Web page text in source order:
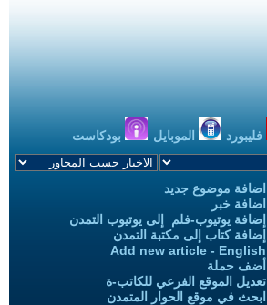
فليبورد الموبايل بودكاست
اضافة موضوع جديد
اضافة خبر
إضافة يوتيوب-فلم إلى يوتيوب التمدن
إضافة كتاب إلى مكتبة التمدن
Add new article - English
أضف حملة
تعديل الموقع الفرعي للكاتب-ة
ابحث في موقع الحوار المتمدن